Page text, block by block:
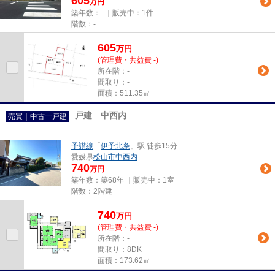
万円
築年数：- ｜販売中： 1件
階数：-
605万円
(管理費・共益費 -)
所在階：-
間取り：-
面積：511.35㎡
売買｜中古一戸建 戸建 中西内
予讃線 「 伊予北条 」駅 徒歩15分
愛媛県松山市中西内
740万円
築年数：築68年 ｜販売中： 1室
階数：2階建
740万円
(管理費・共益費 -)
所在階：-
間取り：8DK
面積：173.62㎡